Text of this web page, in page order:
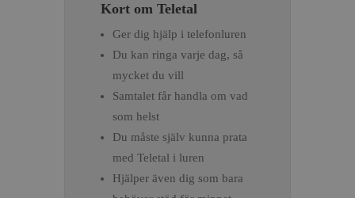
Kort om Teletal
Ger dig hjälp i telefonluren
Du kan ringa varje dag, så
mycket du vill
Samtalet får handla om vad
som helst
Du måste själv kunna prata
med Teletal i luren
Hjälper även dig som bara